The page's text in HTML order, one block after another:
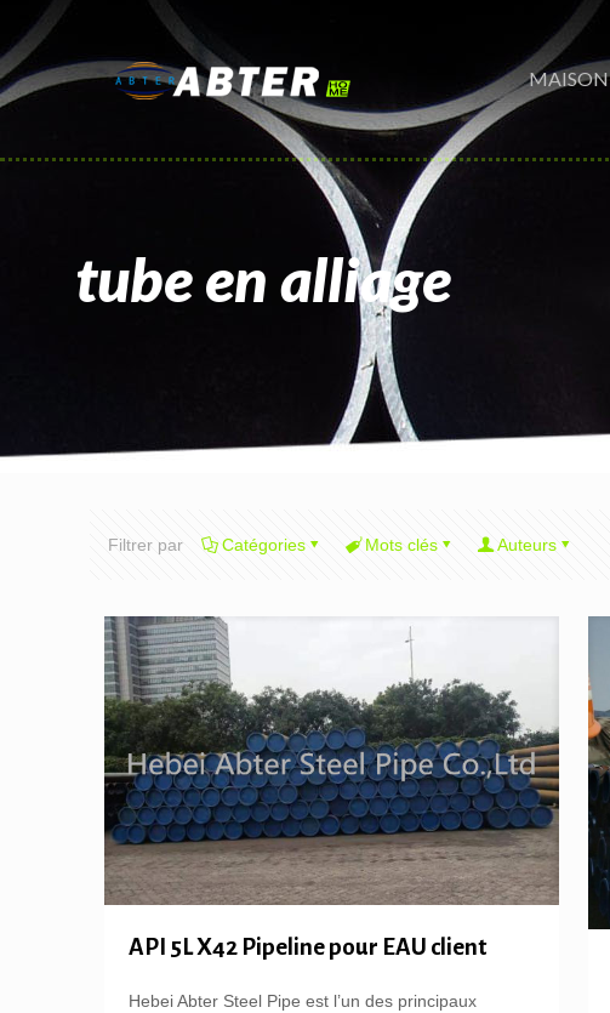
MAISON
tube en alliage
Filtrer par Catégories Mots clés Auteurs
API 5L X42 Pipeline pour EAU client
Hebei Abter Steel Pipe est l’un des principaux